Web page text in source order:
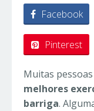
Facebook
Pinterest
Muitas
melhores
barriga.